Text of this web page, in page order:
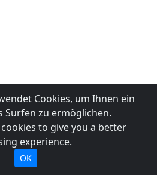
Cookies, um Ihnen ein
Surfen zu ermöglichen.
to give you a better
experience.
OK